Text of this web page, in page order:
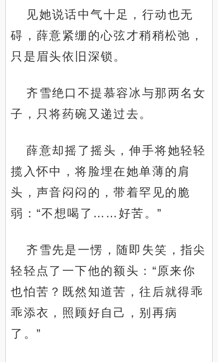
见她说话中气十足，行动也无
碍，薛意紧绷的心弦才稍稍松弛，
只是眉头依旧深锁。
齐雪绝口不提慕容冰与那两名女
子，只将药碗又递过去。
薛意却摇了摇头，伸手将她轻轻
揽入怀中，将脸埋在她单薄的肩
头，声音闷闷的，带着罕见的脆
弱：“不想喝了……好苦。”
齐雪先是一愣，随即失笑，指尖
轻轻点了一下他的额头：“原来你
也怕苦？既然知道苦，往后就得乖
乖添衣，照顾好自己，别再病
了。”